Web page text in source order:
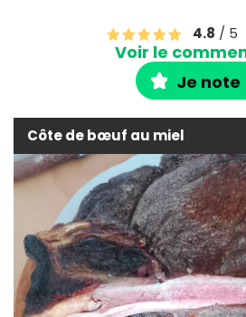
4.8 / 5
Voir le
Je note
Côte de bœuf au miel